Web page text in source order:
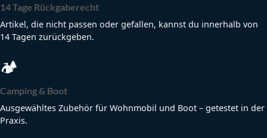
14 Tage Rückgaberecht
Artikel, die nicht passen oder gefallen, kannst du innerhalb von
14 Tagen zurückgeben.
🏕
Camping & Boot
Ausgewähltes Zubehör für Wohnmobil und Boot – getestet in der
Praxis.